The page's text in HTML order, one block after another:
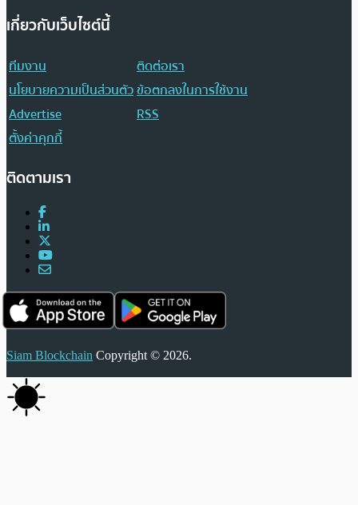
เกี่ยวกับเว็บไซต์นี้
ทีมงาน
ติดต่อเรา
นโยบายความเป็นส่วนตัวข้อตกลงในการใช้งาน
Advertise
RSS
ตั้งค่าคุกกี้
ติดตามเรา
Siam Blockchain Copyright © 2026.